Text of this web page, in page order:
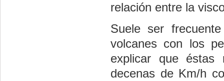
relación entre la
Suele ser
volcanes con los
explicar que éstas
decenas de Km/h